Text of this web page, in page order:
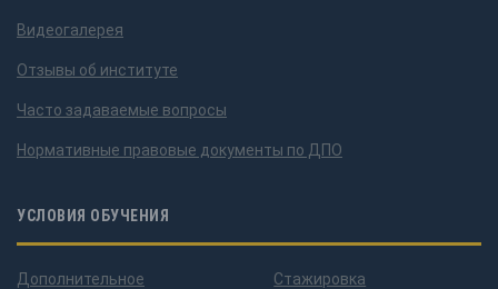
Видеогалерея
Отзывы об институте
Часто задаваемые вопросы
Нормативные правовые документы по ДПО
УСЛОВИЯ ОБУЧЕНИЯ
Дополнительное
Стажировка